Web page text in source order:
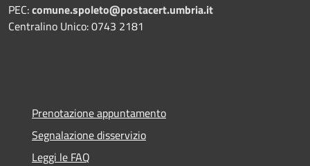
PEC:comune.spoleto@postacert.umbria.it
Centralino Unico: 0743 2181
Prenotazione appuntamento
Segnalazione disservizio
Leggi le FAQ